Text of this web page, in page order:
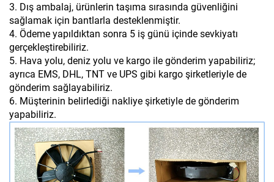
3. Dış ambalaj, ürünlerin taşıma sırasında güvenliğini
sağlamak için bantlarla desteklenmiştir.
4. Ödeme yapıldıktan sonra 5 iş günü içinde sevkiyatı
gerçekleştirebiliriz.
5. Hava yolu, deniz yolu ve kargo ile gönderim yapabiliriz;
ayrıca EMS, DHL, TNT ve UPS gibi kargo şirketleriyle de
gönderim sağlayabiliriz.
6. Müşterinin belirlediği nakliye şirketiyle de gönderim
yapabiliriz.